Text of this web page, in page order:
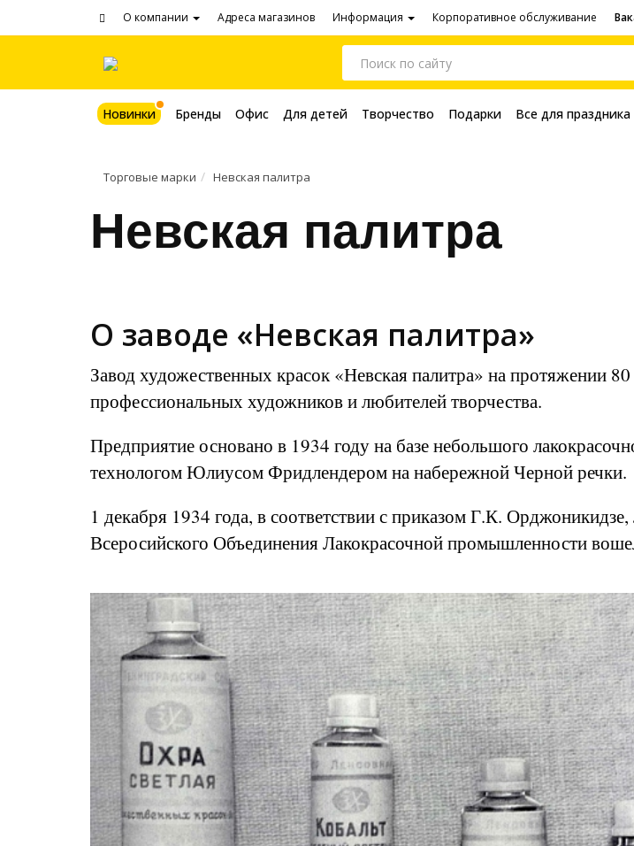
О компании Адреса магазинов Информация Корпоративное обслуживание
Новинки Бренды Офис Для детей Творчество Подарки Все для праздника
Торговые марки Невская палитра
Невская палитра
О заводе «Невская палитра»
Завод художественных красок «Невская палитра» на протяжении
профессиональных художников и любителей творчества.
Предприятие основано в 1934 году на базе небольшого
технологом Юлиусом Фридлендером на набережной Черной речки.
1 декабря 1934 года, в соответствии с приказом Г.К.
Всеросийского Объединения Лакокрасочной промышленности